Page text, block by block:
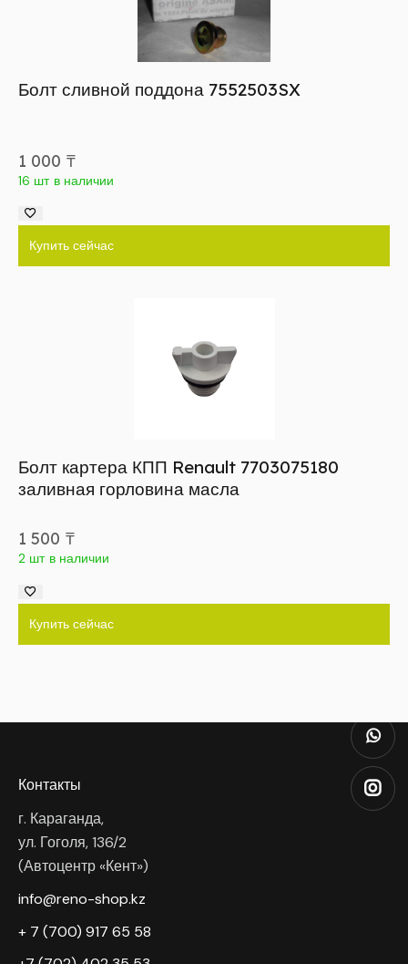
Болт сливной поддона 7552503SX
1 000 ₸
16 шт в наличии
Купить сейчас
Болт картера КПП Renault 7703075180
заливная горловина масла
1 500 ₸
2 шт в наличии
Купить сейчас
Контакты
г. Караганда,
ул. Гоголя, 136/2
(Автоцентр «Кент»)
info@reno-shop.kz
+ 7 (700) 917 65 58